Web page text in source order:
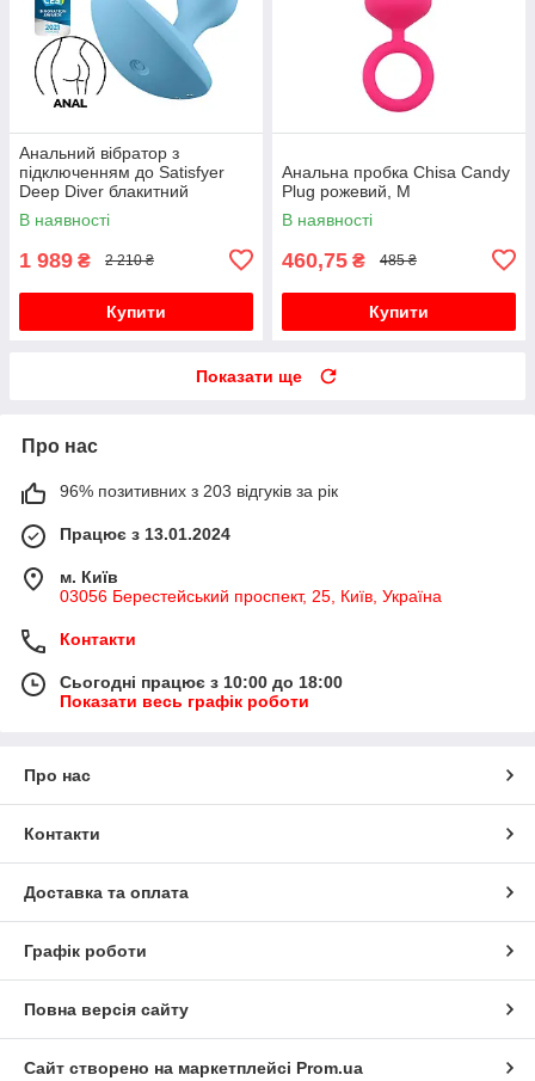
Анальний вібратор з
підключенням до Satisfyer
Deep Diver блакитний
В наявності
1 989 ₴ 2 210 ₴
Купити
Анальна пробка Chisa Candy
Plug рожевий, M
В наявності
460,75 ₴ 485 ₴
Купити
Показати ще
Про нас
96% позитивних з 203 відгуків за рік
Працює з 13.01.2024
м. Київ
03056 Берестейський проспект, 25, Київ, Україна
Контакти
Сьогодні працює з 10:00 до 18:00
Показати весь графік роботи
Про нас
Контакти
Доставка та оплата
Графік роботи
Повна версія сайту
Сайт створено на маркетплейсі Prom.ua